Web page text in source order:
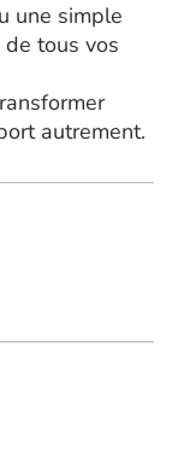
une simple
de tous vos
autrement.